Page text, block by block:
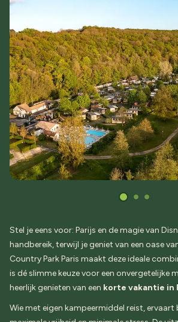
Stel je eens voor: Parijs en de magie van
handbereik, terwijl je geniet van een oase
Country Park Paris maakt deze ideale
is dé slimme keuze voor een onvergetelijke
heerlijk genieten van een korte vakantie in
Wie met eigen kampeermiddel reist, ervaart